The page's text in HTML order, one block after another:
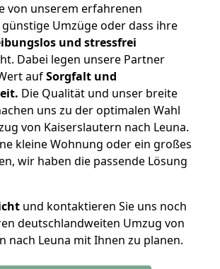
von unserem erfahrenen
Umzüge oder dass ihre
und stressfrei
Dabei legen unsere Partner
aufSorgfalt und
Die Qualität und unser breite
uns zu der optimalen Wahl
von Kaiserslautern nach Leuna.
kleine Wohnung oder ein großes
wir haben die passende Lösung
und kontaktieren Sie uns noch
deutschlandweiten Umzug von
nach Leuna mit Ihnen zu planen.